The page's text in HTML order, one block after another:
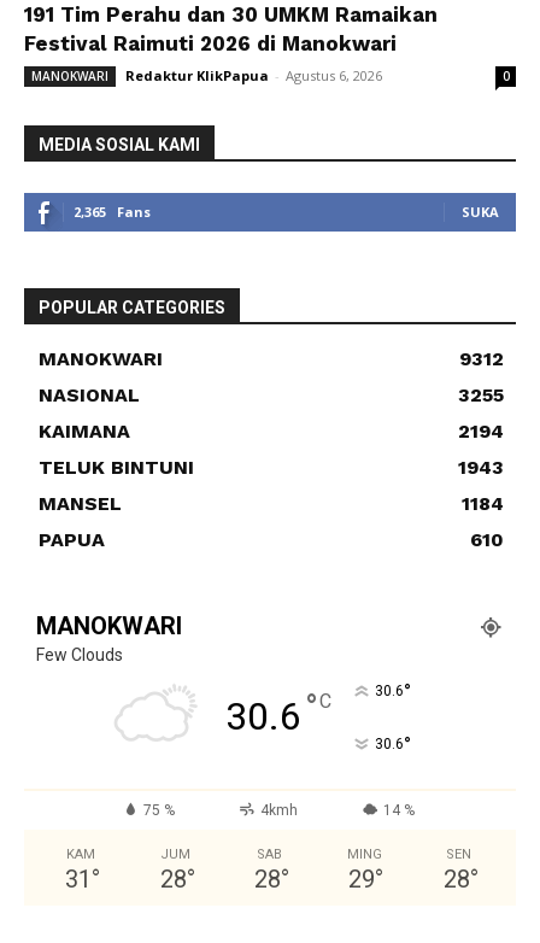
191 Tim Perahu dan 30 UMKM Ramaikan
Festival Raimuti 2026 di Manokwari
MANOKWARI Redaktur KlikPapua - Agustus 6, 2026 0
MEDIA SOSIAL KAMI
2,365 Fans SUKA
POPULAR CATEGORIES
MANOKWARI
9312
NASIONAL
3255
KAIMANA
2194
TELUK BINTUNI
1943
MANSEL
1184
PAPUA
610
MANOKWARI
Few Clouds
30.6 °C 30.6°
30.6°
75 % 4kmh 14 %
KAM
31 °
JUM
28°
SAB
28°
MING
29°
SEN
28°